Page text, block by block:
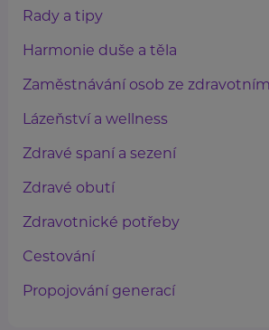
Rady a tipy
Harmonie duše a těla
Zaměstnávání osob ze
Lázeňství a wellness
Zdravé spaní a sezení
Zdravé obutí
Zdravotnické potřeby
Cestování
Propojování generací